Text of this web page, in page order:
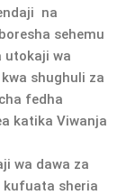
na
sehemu
utokaji wa
shughuli za
fedha
katika Viwanja
wa dawa za
kufuata sheria